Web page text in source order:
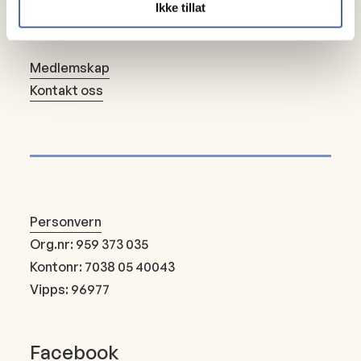
Ikke tillat
Om oss
Medlemskap
Kontakt oss
Personvern
Org.nr: 959 373 035
Kontonr: 7038 05 40043
Vipps: 96977
Facebook